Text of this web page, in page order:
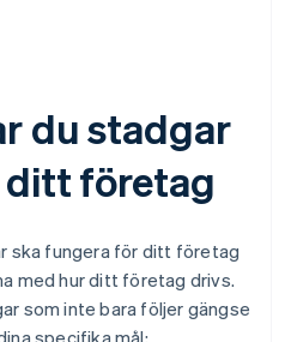
du stadgar
ditt företag
ska fungera för ditt företag
med hur ditt företag drivs.
som inte bara följer gängse